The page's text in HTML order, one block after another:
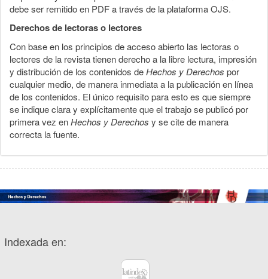
debe ser remitido en PDF a través de la plataforma OJS.
Derechos de lectoras o lectores
Con base en los principios de acceso abierto las lectoras o
lectores de la revista tienen derecho a la libre lectura, impresión
y distribución de los contenidos deHechos y Derechos por
cualquier medio, de manera inmediata a la publicación en línea
de los contenidos. El único requisito para esto es que siempre
se indique clara y explícitamente que el trabajo se publicó por
primera vez enHechos y Derechos y se cite de manera
correcta la fuente.
Indexada en: